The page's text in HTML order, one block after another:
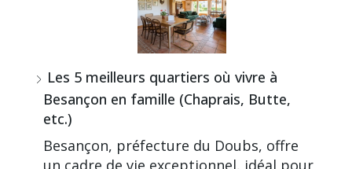
Les 5 meilleurs quartiers où vivre à
Besançon en famille (Chaprais, Butte,
etc.)
Besançon, préfecture du Doubs, offre
un cadre de vie exceptionnel, idéal pour